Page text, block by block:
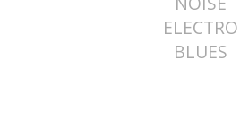
ELECTRO
BLUES